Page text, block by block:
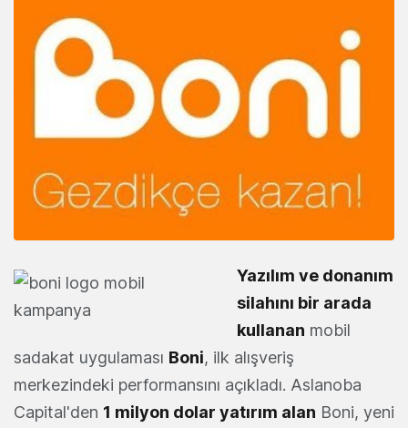
Yazılım ve donanım
silahını bir arada
kullanan mobil
sadakat uygulaması Boni, ilk alışveriş
merkezindeki performansını açıkladı. Aslanoba
Capital'den 1 milyon dolar yatırım alan Boni, yeni